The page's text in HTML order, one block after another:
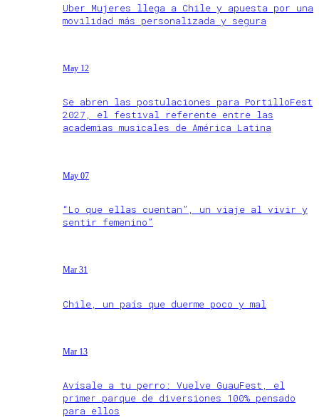
Uber Mujeres llega a Chile y apuesta por una
movilidad más personalizada y segura
May 12
Se abren las postulaciones para PortilloFest
2027, el festival referente entre las
academias musicales de América Latina
May 07
“Lo que ellas cuentan”, un viaje al vivir y
sentir femenino”
Mar 31
Chile, un país que duerme poco y mal
Mar 13
Avísale a tu perro: Vuelve GuauFest, el
primer parque de diversiones 100% pensado
para ellos